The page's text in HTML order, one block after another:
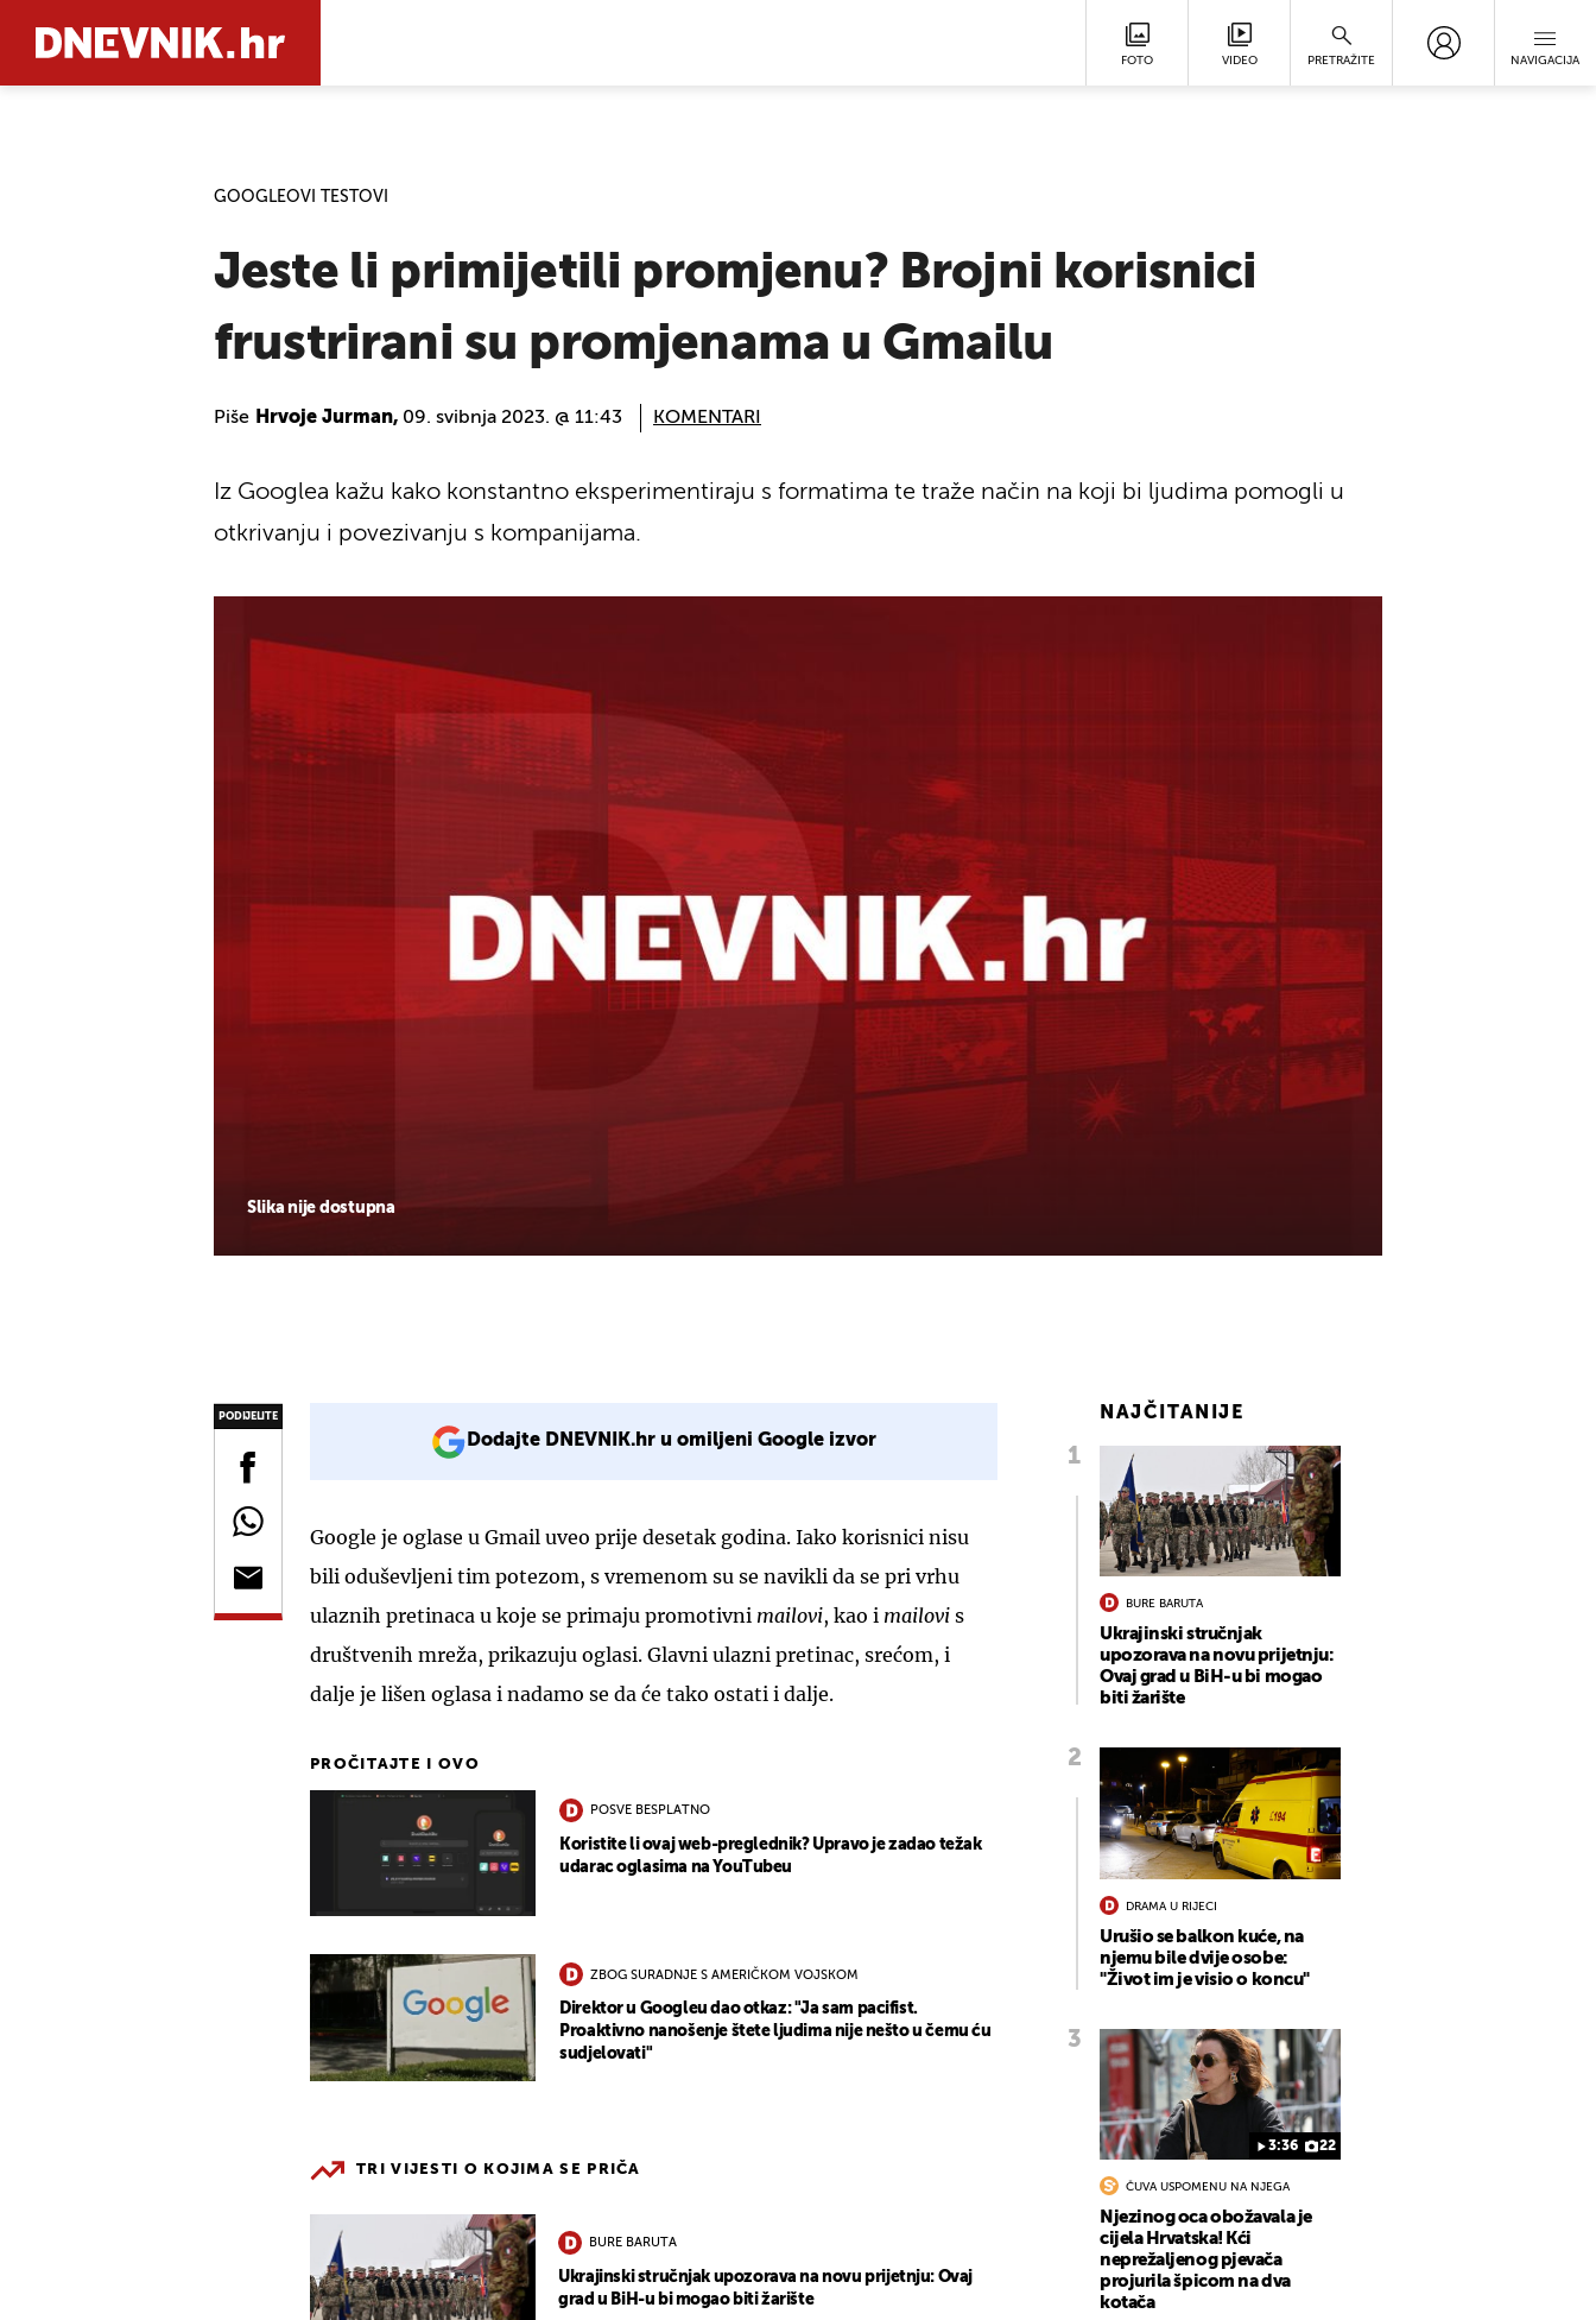
FOTO VIDEO PRETRAŽITE NAVIGACIJA
GOOGLEOVI TESTOVI
Jeste li primijetili promjenu? Brojni korisnici
frustrirani su promjenama u Gmailu
Piše Hrvoje Jurman, 09. svibnja 2023. @ 11:43 KOMENTARI
Slika nije dostupna
Iz Googlea kažu kako konstantno eksperimentiraju s formatima te traže način na koji bi ljudima pomogli u
otkrivanju i povezivanju s kompanijama.
PODIJELITE
Dodajte DNEVNIK.hr u omiljeni Google izvor
Google je oglase u Gmail uveo prije desetak godina. Iako korisnici nisu
bili oduševljeni tim potezom, s vremenom su se navikli da se pri vrhu
ulaznih pretinaca u koje se primaju promotivni mailovi, kao i mailovi s
društvenih mreža, prikazuju oglasi. Glavni ulazni pretinac, srećom, i
dalje je lišen oglasa i nadamo se da će tako ostati i dalje.
PROČITAJTE I OVO
POSVE BESPLATNO
Koristite li ovaj web-preglednik? Upravo je zadao težak
udarac oglasima na YouTubeu
ZBOG SURADNJE S AMERIČKOM VOJSKOM
Direktor u Googleu dao otkaz: "Ja sam pacifist.
Proaktivno nanošenje štete ljudima nije nešto u čemu ću
sudjelovati"
TRI VIJESTI O KOJIMA SE PRIČA
BURE BARUTA
Ukrajinski stručnjak upozorava na novu prijetnju: Ovaj
grad u BiH-u bi mogao biti žarište
NAJČITANIJE
BURE BARUTA
Ukrajinski stručnjak
upozorava na novu prijetnju:
Ovaj grad u BiH-u bi mogao
biti žarište
DRAMA U RIJECI
Urušio se balkon kuće, na
njemu bile dvije osobe:
"Život im je visio o koncu"
3:36 22
ČUVA USPOMENU NA NJEGA
Njezinog oca obožavala je
cijela Hrvatska! Kći
neprežaljenog pjevača
projurila špicom na dva
kotača